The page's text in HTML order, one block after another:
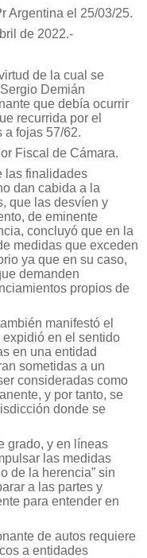
Argentina el 25/03/25.
de 2022.-
de la cual se
Demián
que debía ocurrir
recurrida por el
a fojas 57/62.
Fiscal de Cámara.
las finalidades
dan cabida a la
que las desvíen y
de eminente
concluyó que en la
medidas que exceden
ya que en su caso,
demanden
propios de
manifestó el
en el sentido
en una entidad
sometidas a un
consideradas como
y por tanto, se
donde se
grado, y en líneas
las medidas
de la herencia” sin
a las partes y
para entender en
de autos requiere
a entidades